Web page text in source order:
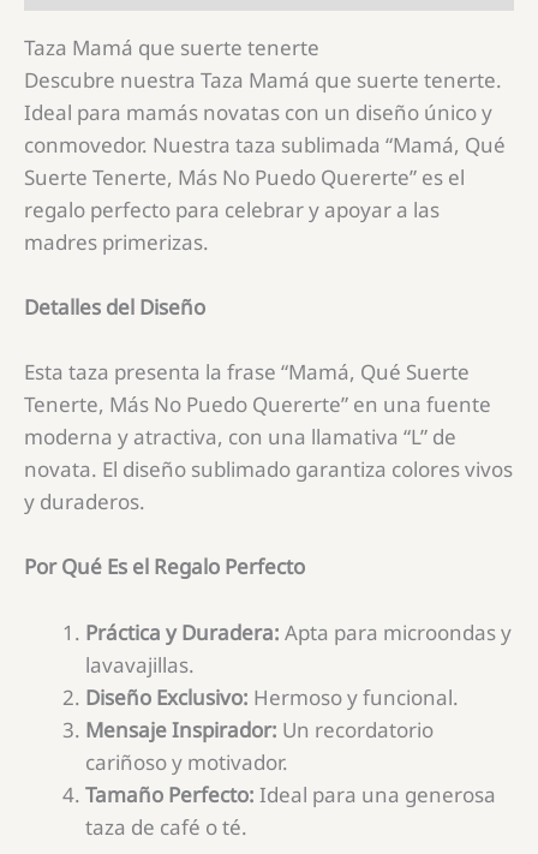
Taza Mamá que suerte tenerte
Descubre nuestra Taza Mamá que suerte tenerte.
Ideal para mamás novatas con un diseño único y
conmovedor. Nuestra taza sublimada “Mamá, Qué
Suerte Tenerte, Más No Puedo Quererte” es el
regalo perfecto para celebrar y apoyar a las
madres primerizas.
Detalles del Diseño
Esta taza presenta la frase “Mamá, Qué Suerte
Tenerte, Más No Puedo Quererte” en una fuente
moderna y atractiva, con una llamativa “L” de
novata. El diseño sublimado garantiza colores vivos
y duraderos.
Por Qué Es el Regalo Perfecto
Práctica y Duradera: Apta para microondas y
lavavajillas.
Diseño Exclusivo: Hermoso y funcional.
Mensaje Inspirador: Un recordatorio
cariñoso y motivador.
Tamaño Perfecto: Ideal para una generosa
taza de café o té.